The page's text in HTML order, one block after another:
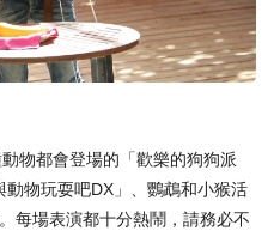
物都會登場的「歡樂的狗狗派
物玩耍吧DX」、鸚鵡和小猴活
每場表演都十分熱鬧，請務必不